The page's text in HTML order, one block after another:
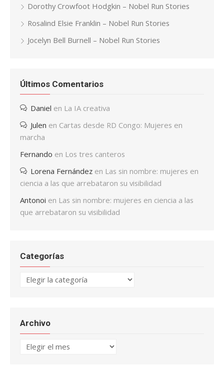
Dorothy Crowfoot Hodgkin – Nobel Run Stories
Rosalind Elsie Franklin – Nobel Run Stories
Jocelyn Bell Burnell – Nobel Run Stories
Últimos Comentarios
Daniel en La IA creativa
Julen en Cartas desde RD Congo: Mujeres en
marcha
Fernando en Los tres canteros
Lorena Fernández en Las sin nombre: mujeres en
ciencia a las que arrebataron su visibilidad
Antonoi en Las sin nombre: mujeres en ciencia a las
que arrebataron su visibilidad
Categorías
Categorías
Archivo
Archivo